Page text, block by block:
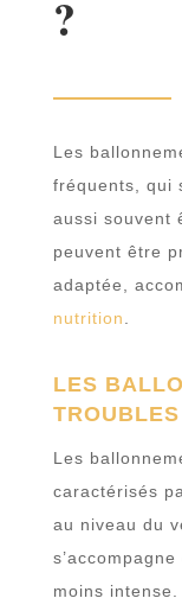
?
Les
fréquents, qui
aussi souvent
peuvent être
adaptée,
nutrition
LES
Les
caractérisés
au niveau du
moins